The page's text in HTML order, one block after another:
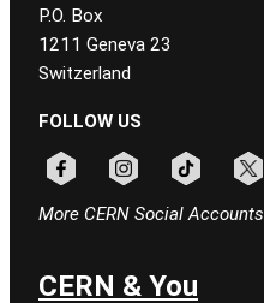
P.O. Box
1211 Geneva 23
Switzerland
FOLLOW US
More CERN Social Accounts
CERN & You